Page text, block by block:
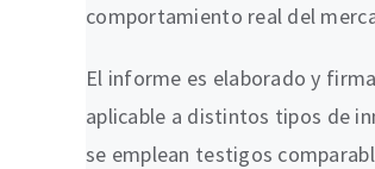
comportamiento real del
El informe es elaborado y
aplicable a distintos tipos de
se emplean testigos